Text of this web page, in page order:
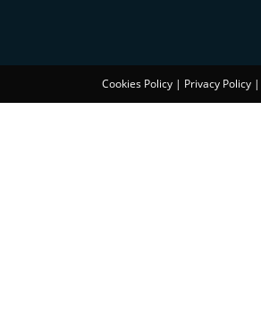
Cookies Policy | Privacy Policy |